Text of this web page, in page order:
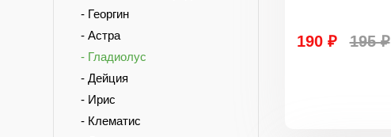
- Георгин
- Астра
- Гладиолус
- Дейция
- Ирис
- Клематис
190 ₽ 195 ₽